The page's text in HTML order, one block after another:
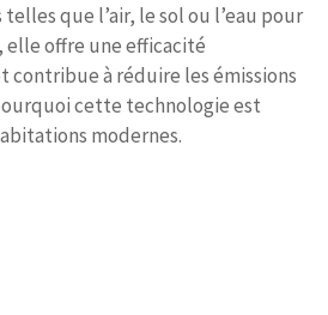
que l’air, le sol ou l’eau pour
elle offre une efficacité
contribue à réduire les émissions
cette technologie est
modernes.